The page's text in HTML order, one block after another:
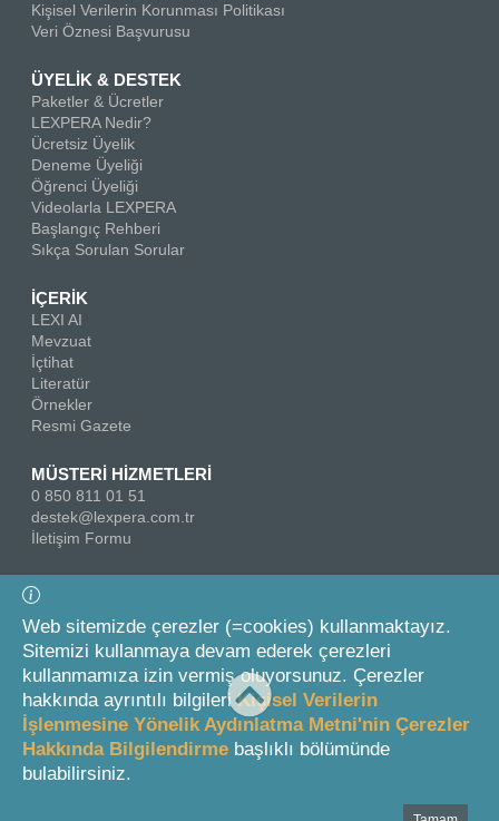
Kişisel Verilerin Korunması Politikası
Veri Öznesi Başvurusu
ÜYELİK & DESTEK
Paketler & Ücretler
LEXPERA Nedir?
Ücretsiz Üyelik
Deneme Üyeliği
Öğrenci Üyeliği
Videolarla LEXPERA
Başlangıç Rehberi
Sıkça Sorulan Sorular
İÇERİK
LEXI AI
Mevzuat
İçtihat
Literatür
Örnekler
Resmi Gazete
MÜSTERİ HİZMETLERİ
0 850 811 01 51
destek@lexpera.com.tr
İletişim Formu
Bizi Takip Edin
© 2026 On İki Levha Yayıncılık A.Ş.
Web sitemizde çerezler (=cookies) kullanmaktayız.
Sitemizi kullanmaya devam ederek çerezleri
kullanmamıza izin vermiş oluyorsunuz. Çerezler
hakkında ayrıntılı bilgileriKişisel Verilerin
İşlenmesine Yönelik Aydınlatma Metni'nin Çerezler
Hakkında Bilgilendirme başlıklı bölümünde
bulabilirsiniz.